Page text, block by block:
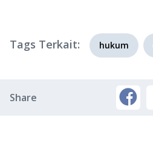
Tags Terkait: hukum
Share